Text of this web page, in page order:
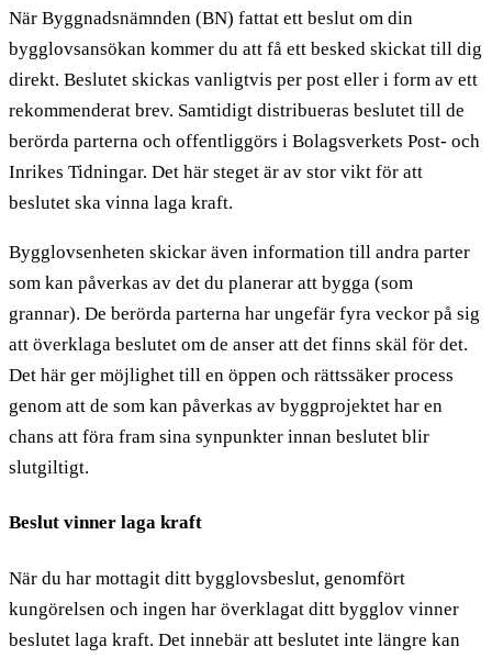
När Byggnadsnämnden (BN) fattat ett beslut om din
bygglovsansökan kommer du att få ett besked skickat till dig
direkt. Beslutet skickas vanligtvis per post eller i form av ett
rekommenderat brev. Samtidigt distribueras beslutet till de
berörda parterna och offentliggörs i Bolagsverkets Post- och
Inrikes Tidningar. Det här steget är av stor vikt för att
beslutet ska vinna laga kraft.
Bygglovsenheten skickar även information till andra parter
som kan påverkas av det du planerar att bygga (som
grannar). De berörda parterna har ungefär fyra veckor på sig
att överklaga beslutet om de anser att det finns skäl för det.
Det här ger möjlighet till en öppen och rättssäker process
genom att de som kan påverkas av byggprojektet har en
chans att föra fram sina synpunkter innan beslutet blir
slutgiltigt.
Beslut vinner laga kraft
När du har mottagit ditt bygglovsbeslut, genomfört
kungörelsen och ingen har överklagat ditt bygglov vinner
beslutet laga kraft. Det innebär att beslutet inte längre kan